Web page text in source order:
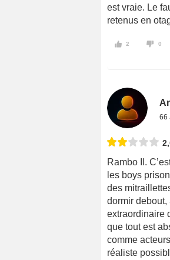
est vraie. Le
retenus en
2 0
66
Rambo II.
les boys
des
dormir
extraordinaire
que tout est
comme
réaliste